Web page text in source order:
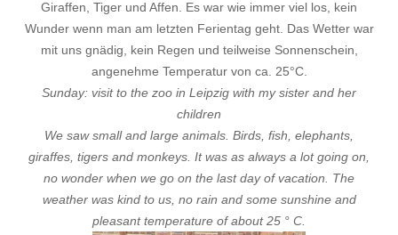
Giraffen, Tiger und Affen. Es war wie immer viel los, kein
Wunder wenn man am letzten Ferientag geht. Das Wetter war
mit uns gnädig, kein Regen und teilweise Sonnenschein,
angenehme Temperatur von ca. 25°C.
Sunday: visit to the zoo in Leipzig with my sister and her
children
We saw small and large animals. Birds, fish, elephants,
giraffes, tigers and monkeys. It was as always a lot going on,
no wonder when we go on the last day of vacation. The
weather was kind to us, no rain and some sunshine and
pleasant temperature of about 25 ° C.